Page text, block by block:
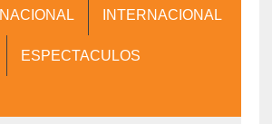
NACIONAL INTERNACIONAL
ESPECTACULOS